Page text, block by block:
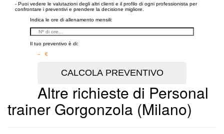
- Puoi vedere le valutazioni degli altri clienti e il profilo di ogni professionista per
confrontare i preventivi e prendere la decisione migliore.
Indica le ore di allenamento mensili:
Il tuo preventivo è di:
– €
Altre richieste di Personal
trainer Gorgonzola (Milano)